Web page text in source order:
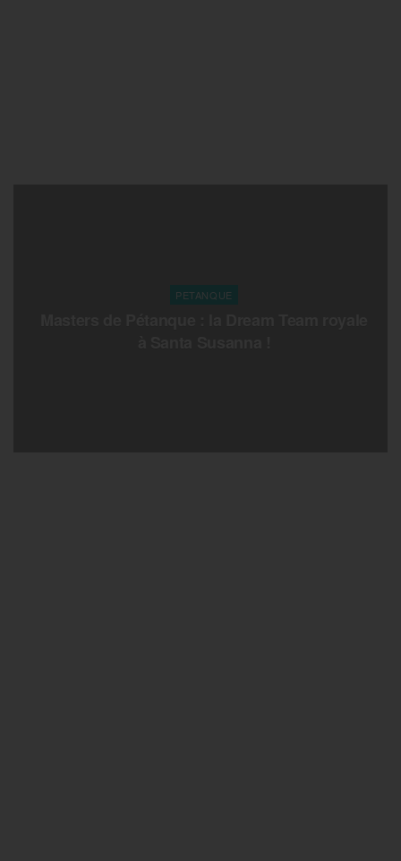
PETANQUE